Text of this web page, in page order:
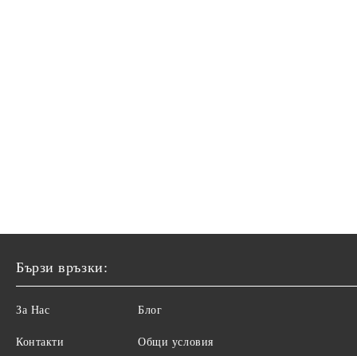
Бързи връзки:
За Нас
Контакти
Блог
Общи условия